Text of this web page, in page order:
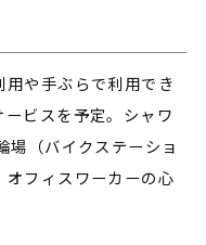
や手ぶらで利用でき
ビスを予定。シャワ
場（バイクステーショ
フィスワーカーの心